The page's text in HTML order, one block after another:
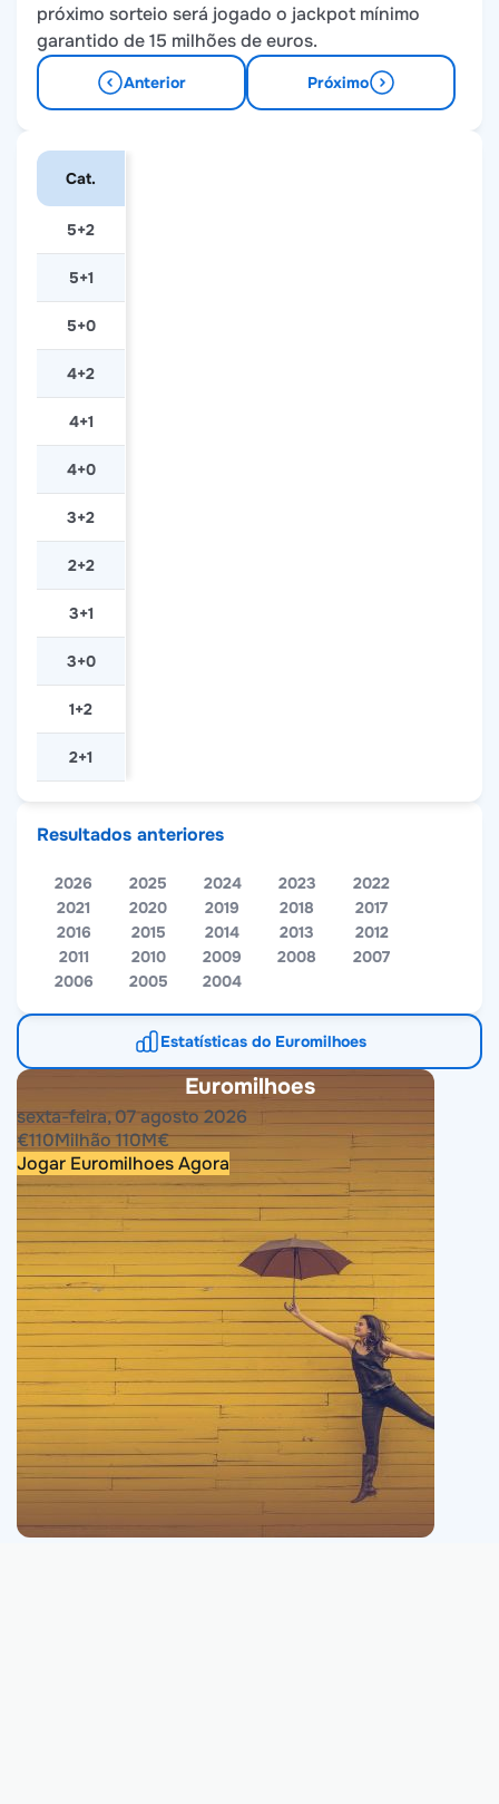
próximo sorteio será jogado o jackpot mínimo
garantido de 15 milhões de euros.
Anterior Próximo
Euromilhoes
sexta-feira, 07 agosto 2026
€110Milhão110M€
Jogar Euromilhoes Agora
Resultados anteriores
2026 2025 2024 2023
2022
2021
2020 2019 2018
2017
2016
2015 2014 2013
2012
2011
2010 2009 2008
2007
2006
2005 2004
Estatísticas do Euromilhoes
Cat.
5+2
5+1
5+0
4+2
4+1
4+0
3+2
2+2
3+1
3+0
1+2
2+1